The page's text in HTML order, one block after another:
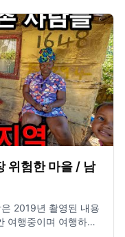
인스타
------------------------
provided by 브금대
: Lazy Morning -
: Confusing Road
: Street Food
🎵Track : Spring
위험한 마을 / 남